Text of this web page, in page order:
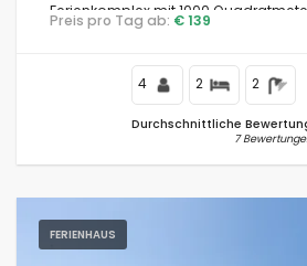
Ferienkomplex mit 1000
Gemeinschaftseinrichtungen, in
Playa de la Olla Strand und 0,1 km
Preis pro Tag ab: € 139
4 2 2
Durchschnittliche
7
FERIENHAUS